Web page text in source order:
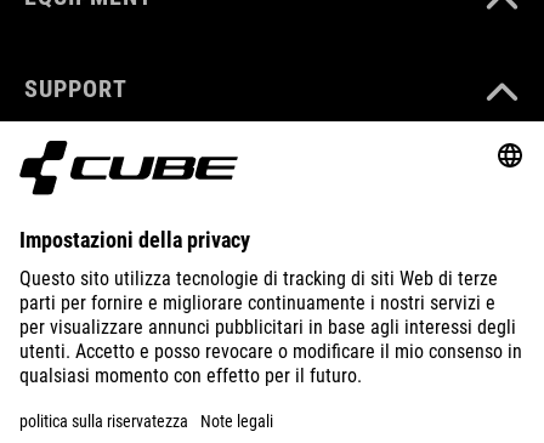
SUPPORT
ABOUT US
EXPLORE